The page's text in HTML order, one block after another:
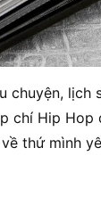
chuyện, lịch
chí Hip Hop
thứ mình